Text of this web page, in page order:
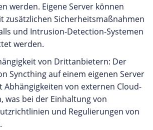
werden. Eigene Server können
zusätzlichen Sicherheitsmaßnahmen
und Intrusion-Detection-Systemen
werden.
von Drittanbietern: Der
Syncthing auf einem eigenen Server
Abhängigkeiten von externen Cloud-
was bei der Einhaltung von
und Regulierungen von